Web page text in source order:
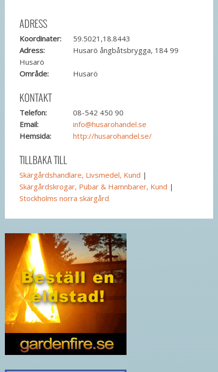
ADRESS
Koordinater:
59.5021,18.8443
Adress:
Husarö ångbåtsbrygga, 184 99
Husarö
Område:
Husarö
KONTAKT
Telefon:
08-542 450 90
Email:
info@husarohandel.se
Hemsida:
http://husarohandel.se/
TILLBAKA TILL
Skärgårdshandlare, Livsmedel, Kund |
Skärgårdskrogar, Pubar & Hamnbarer, Kund |
Stockholms norra skärgård